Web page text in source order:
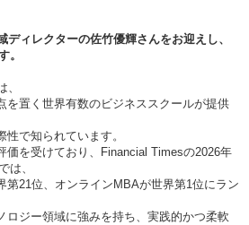
ディレクターの佐竹優輝さんをお迎えし、
。
を置く世界有数のビジネススクールが提供
で知られています。
価を受けており、Financial Timesの2026年
は、
第21位、オンラインMBAが世界第1位にラン
ロジー領域に強みを持ち、実践的かつ柔軟